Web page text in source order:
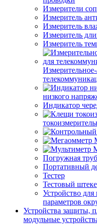
Измерители
Измеритель
Измеритель
Измеритель
Измеритель
низкого
Индикатор
Погружная
Портативный
Тестер
Тестовый
Устройство для
параметров
Устройства защиты,
модульные